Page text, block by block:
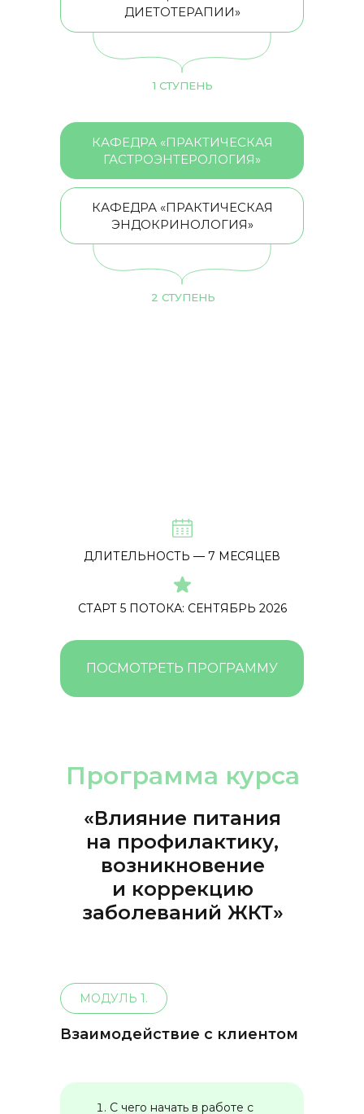
ДИЕТОТЕРАПИИ»
КАФЕДРА «ПРАКТИЧЕСКАЯ
ГАСТРОЭНТЕРОЛОГИЯ»
КАФЕДРА «ПРАКТИЧЕСКАЯ
ЭНДОКРИНОЛОГИЯ»
1 СТУПЕНЬ
2 СТУПЕНЬ
ДЛИТЕЛЬНОСТЬ — 7 МЕСЯЦЕВ
СТАРТ 5 ПОТОКА: СЕНТЯБРЬ 2026
ПОСМОТРЕТЬ ПРОГРАММУ
Программа курса
«Влияние питания
на профилактику,
возникновение
и коррекцию
заболеваний ЖКТ»
Взаимодействие с клиентом
МОДУЛЬ 1.
С чего начать в работе с